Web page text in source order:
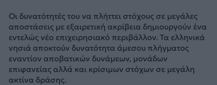
Οι δυνατότητές του να πλήττει στόχους σε μεγάλες
αποστάσεις με εξαιρετική ακρίβεια δημιουργούν ένα
εντελώς νέο επιχειρησιακό περιβάλλον. Τα ελληνικά
νησιά αποκτούν δυνατότητα άμεσου πλήγματος
εναντίον αποβατικών δυνάμεων, μονάδων
επιφανείας αλλά και κρίσιμων στόχων σε μεγάλη
ακτίνα δράσης.